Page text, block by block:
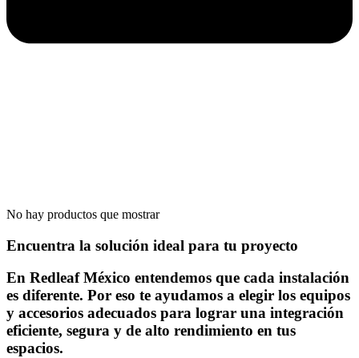
No hay productos que mostrar
Encuentra la solución ideal para tu proyecto
En Redleaf México entendemos que cada instalación
es diferente. Por eso te ayudamos a elegir los equipos
y accesorios adecuados para lograr una integración
eficiente, segura y de alto rendimiento en tus
espacios.